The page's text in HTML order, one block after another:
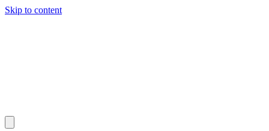
Skip to content